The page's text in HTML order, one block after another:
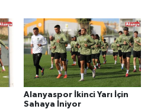
Alanyaspor İkinci Yarı İçin
Sahaya İniyor